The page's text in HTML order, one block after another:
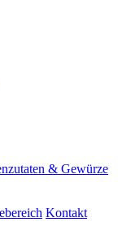
& Gewürze
Kontakt